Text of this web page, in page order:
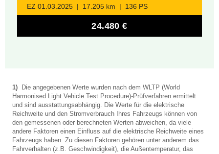
EZ 01.03.2025 | 17.205 km | 136 PS
24.480 €
1) Die angegebenen Werte wurden nach dem WLTP (World
Harmonised Light Vehicle Test Procedure)-Prüfverfahren ermittelt
und sind ausstattungsabhängig. Die Werte für die elektrische
Reichweite und den Stromverbrauch Ihres Fahrzeugs können von
den gemessenen oder berechneten Werten abweichen, da viele
andere Faktoren einen Einfluss auf die elektrische Reichweite eines
Fahrzeugs haben. Zu diesen Faktoren gehören unter anderem das
Fahrverhalten (z.B. Geschwindigkeit), die Außentemperatur, das